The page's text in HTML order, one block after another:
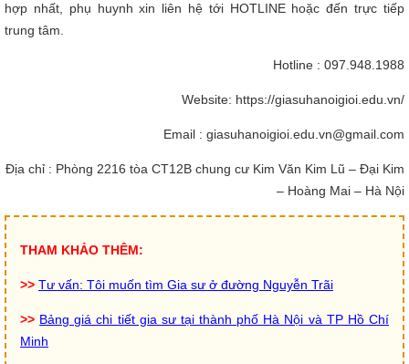
hợp nhất, phụ huynh xin liên hệ tới HOTLINE hoặc đến trực tiếp
trung tâm.
Hotline : 097.948.1988
Website: https://giasuhanoigioi.edu.vn/
Email : giasuhanoigioi.edu.vn@gmail.com
Địa chỉ : Phòng 2216 tòa CT12B chung cư Kim Văn Kim Lũ – Đại Kim
– Hoàng Mai – Hà Nội
THAM KHẢO THÊM:
>> Tư vấn: Tôi muốn tìm Gia sư ở đường Nguyễn Trãi
>> Bảng giá chi tiết gia sư tại thành phố Hà Nội và TP Hồ Chí
Minh